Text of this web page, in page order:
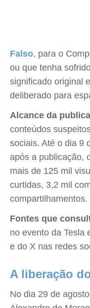
Falso, para o
ou que tenha
significado original
deliberado para
Alcance da
conteúdos
sociais. Até o dia 9
após a publicação,
mais de 125 mil
curtidas, 3,2 mil
compartilhamentos.
Fontes que
no evento da Tesla
e do X nas redes
A liberação
No dia 29 de